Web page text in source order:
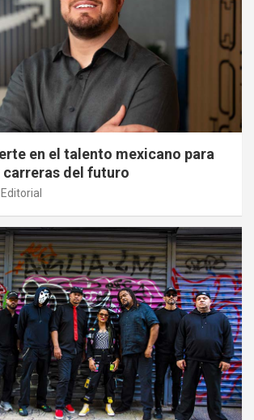
en el talento mexicano para
del futuro
Editorial